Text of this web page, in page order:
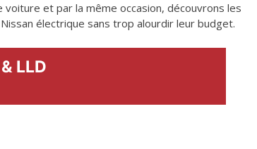
et par la même occasion, découvrons les
électrique sans trop alourdir leur budget.